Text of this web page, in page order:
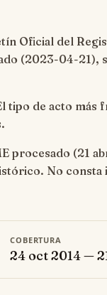
Oficial del
(2023-04-21),
tipo de acto más
procesado (21
No
COBERTURA
24 oct 2014 —